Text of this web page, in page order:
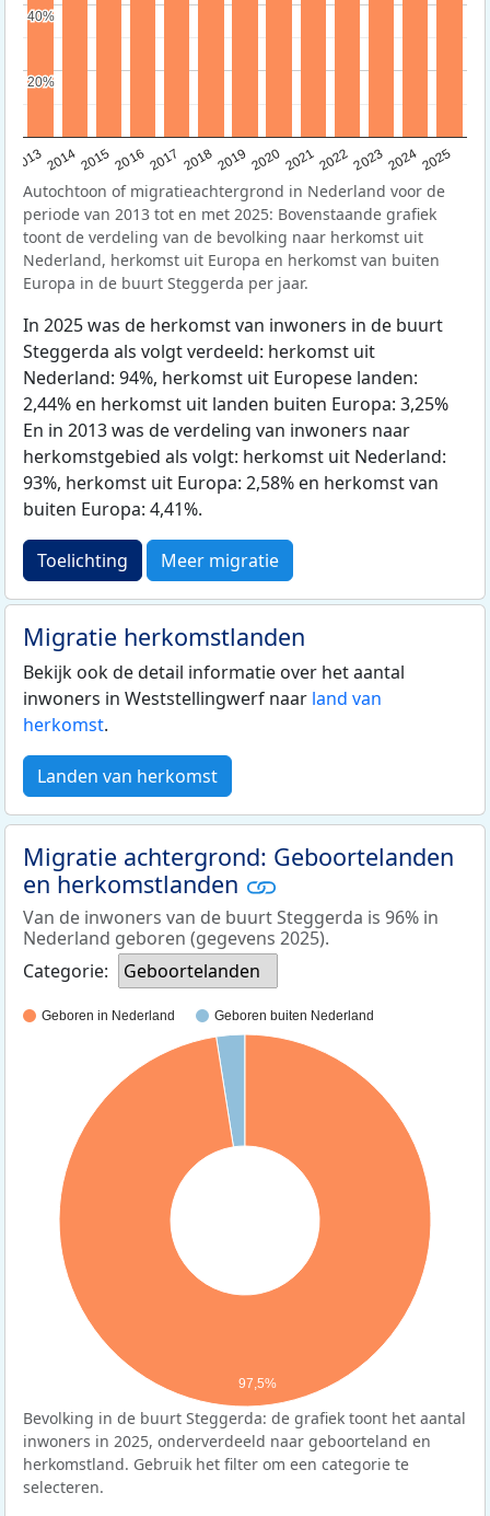
20132014201520162017 20182019 202020212022202320242025
20%
20%
40%
40%
Autochtoon of migratieachtergrond in Nederland voor de
periode van 2013 tot en met 2025: Bovenstaande grafiek
toont de verdeling van de bevolking naar herkomst uit
Nederland, herkomst uit Europa en herkomst van buiten
Europa in de buurt Steggerda per jaar.
In 2025 was de herkomst van inwoners in de buurt
Steggerda als volgt verdeeld: herkomst uit
Nederland: 94%, herkomst uit Europese landen:
2,44% en herkomst uit landen buiten Europa: 3,25%
En in 2013 was de verdeling van inwoners naar
herkomstgebied als volgt: herkomst uit Nederland:
93%, herkomst uit Europa: 2,58% en herkomst van
buiten Europa: 4,41%.
Toelichting Meer migratie
Migratie herkomstlanden
Bekijk ook de detail informatie over het aantal
inwoners in Weststellingwerf naar land van
herkomst.
Landen van herkomst
Migratie achtergrond: Geboortelanden
en herkomstlanden
Van de inwoners van de buurt Steggerda is 96% in
Nederland geboren (gegevens 2025).
Categorie:
Geboortelanden
Geboren in Nederland Geboren buiten Nederland
97,5%
Bevolking in de buurt Steggerda: de grafiek toont het aantal
inwoners in 2025, onderverdeeld naar geboorteland en
herkomstland. Gebruik het filter om een categorie te
selecteren.